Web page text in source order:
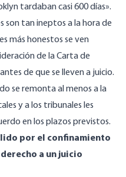
tardaban casi 600 días».
son tan ineptos a la hora de
más honestos se ven
de la Carta de
de que se lleven a juicio.
se remonta al menos a la
y a los tribunales les
en los plazos previstos.
por el confinamiento
a un juicio